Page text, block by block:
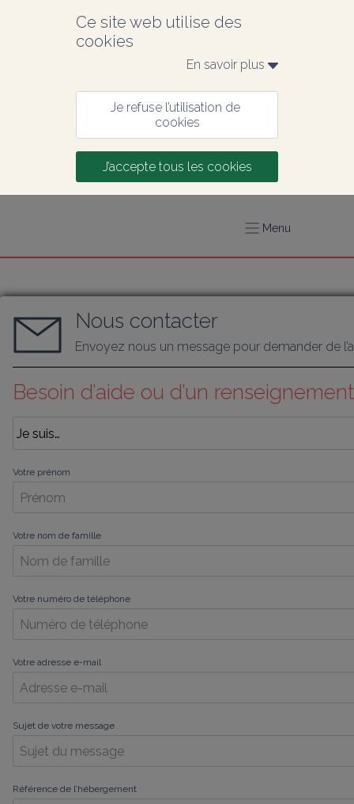
Ce site web utilise des
cookies
En savoir plus
Je refuse l’utilisation de
cookies
J’accepte tous les cookies
Menu
Nous contacter
Envoyez nous un message pour demander de
Besoin d’aide ou d’un
Votre prénom
Votre nom de famille
Votre numéro de téléphone
Votre adresse e-mail
Sujet de votre message
Référence de l’hébergement